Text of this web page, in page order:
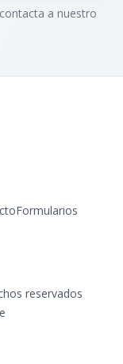
a nuestro
Formularios
reservados